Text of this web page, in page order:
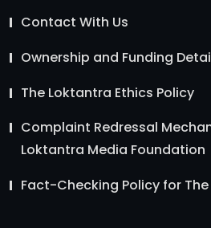
Contact With Us
Ownership and Funding
The Loktantra Ethics Policy
Complaint Redressal
Loktantra Media Foundation
Fact-Checking Policy for